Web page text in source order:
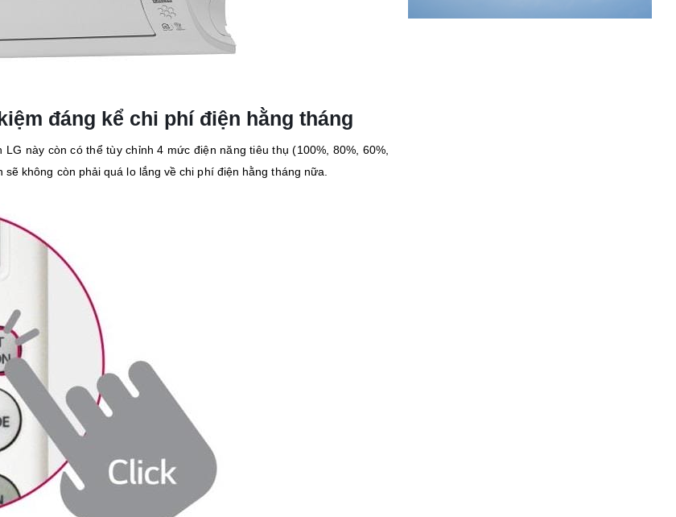
đáng kể chi phí điện hằng tháng
này còn có thể tùy chỉnh 4 mức điện năng tiêu thụ (100%, 80%, 60%,
không còn phải quá lo lắng về chi phí điện hằng tháng nữa.